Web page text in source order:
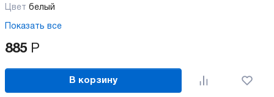
Цвет белый
Показать все
885 Р
В корзину